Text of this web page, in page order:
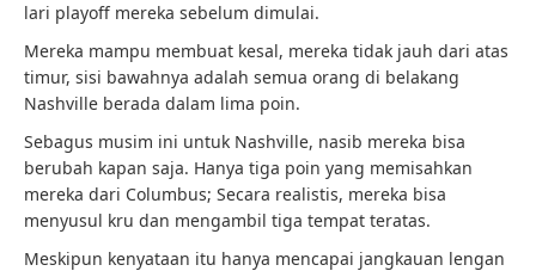
lari playoff mereka sebelum dimulai.
Mereka mampu membuat kesal, mereka tidak jauh dari atas
timur, sisi bawahnya adalah semua orang di belakang
Nashville berada dalam lima poin.
Sebagus musim ini untuk Nashville, nasib mereka bisa
berubah kapan saja. Hanya tiga poin yang memisahkan
mereka dari Columbus; Secara realistis, mereka bisa
menyusul kru dan mengambil tiga tempat teratas.
Meskipun kenyataan itu hanya mencapai jangkauan lengan